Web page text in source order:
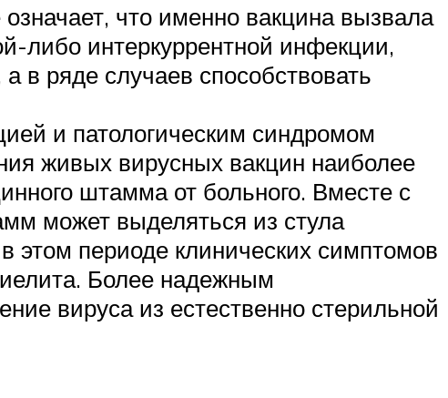
что именно вакцина вызвала
либо интеркуррентной инфекции,
в ряде случаев способствовать
и патологическим синдромом
живых вирусных вакцин наиболее
штамма от больного. Вместе с
может выделяться из стула
этом периоде клинических симптомов
Более надежным
вируса из естественно стерильной